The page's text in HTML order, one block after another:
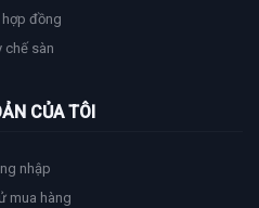
hợp đồng
chế sàn
CỦA TÔI
nhập
mua hàng